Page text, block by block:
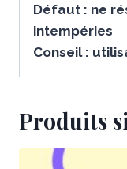
Défaut : ne
intempéries
Conseil :
Produits